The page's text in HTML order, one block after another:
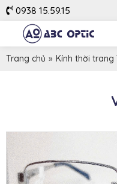
0938 15.59.15
Trang chủ » Kính thời trang